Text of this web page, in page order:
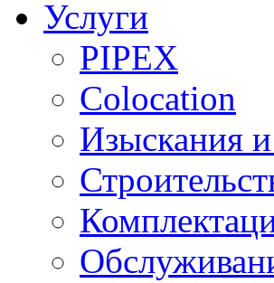
Услуги
PIPEX
Colocation
Изыскания